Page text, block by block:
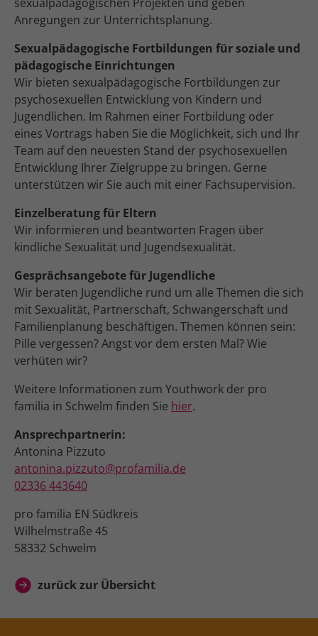
Anregungen zur Unterrichtsplanung.
Sexualpädagogische Fortbildungen für soziale und
pädagogische Einrichtungen
Wir bieten sexualpädagogische Fortbildungen zur
psychosexuellen Entwicklung von Kindern und
Jugendlichen. Im Rahmen einer Fortbildung oder
eines Vortrags haben Sie die Möglichkeit, sich und Ihr
Team auf den neuesten Stand der psychosexuellen
Entwicklung Ihrer Zielgruppe zu bringen. Gerne
unterstützen wir Sie auch mit einer Fachsupervision.
Einzelberatung für Eltern
Wir informieren und beantworten Fragen über
kindliche Sexualität und Jugendsexualität.
Gesprächsangebote für Jugendliche
Wir beraten Jugendliche rund um alle Themen die sich
mit Sexualität, Partnerschaft, Schwangerschaft und
Familienplanung beschäftigen. Themen können sein:
Pille vergessen? Angst vor dem ersten Mal? Wie
verhüten wir?
Weitere Informationen zum Youthwork der pro
familia in Schwelm finden Sie hier.
Ansprechpartnerin:
Antonina Pizzuto
antonina.pizzuto@profamilia.de
02336 443640
pro familia EN Südkreis
Wilhelmstraße 45
58332 Schwelm
zurück zur Übersicht